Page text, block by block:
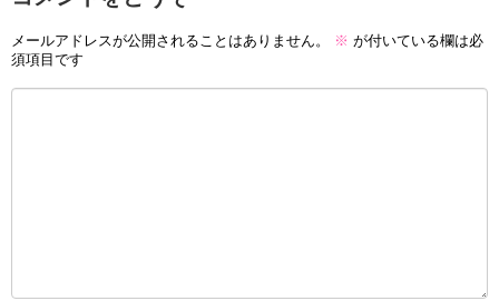
メールアドレスが公開されることはありません。 ※ が付いている欄は必
須項目です